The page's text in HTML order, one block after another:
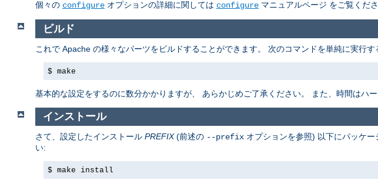
個々の configure オプションの詳細に関しては configure マニュアルページ をご覧くださ
ビルド
これで Apache の様々なパーツをビルドすることができます。 次のコマンドを単純に実行す
$ make
基本的な設定をするのに数分かかりますが、 あらかじめご了承ください。 また、時間はハ
インストール
さて、設定したインストール PREFIX(前述の --prefix オプションを参照) 以下にパッケ
い:
$ make install